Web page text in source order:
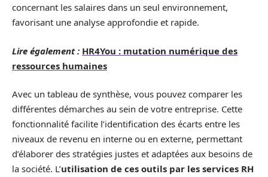
concernant les salaires dans un seul environnement,
favorisant une analyse approfondie et rapide.
Lire également : HR4You : mutation numérique des
ressources humaines
Avec un tableau de synthèse, vous pouvez comparer les
différentes démarches au sein de votre entreprise. Cette
fonctionnalité facilite l’identification des écarts entre les
niveaux de revenu en interne ou en externe, permettant
d’élaborer des stratégies justes et adaptées aux besoins de
la société. L’utilisation de ces outils par les services RH